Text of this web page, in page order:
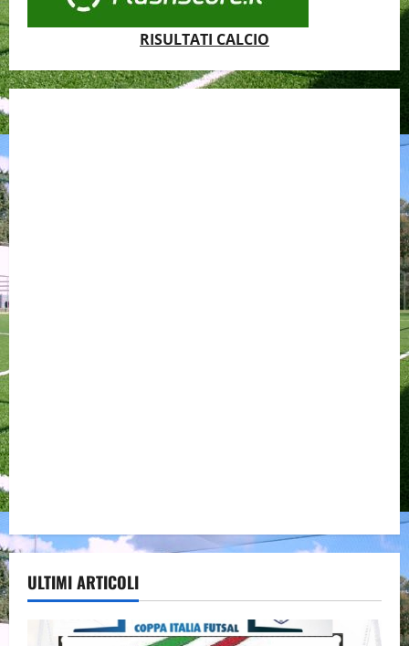
RISULTATI CALCIO
ULTIMI ARTICOLI